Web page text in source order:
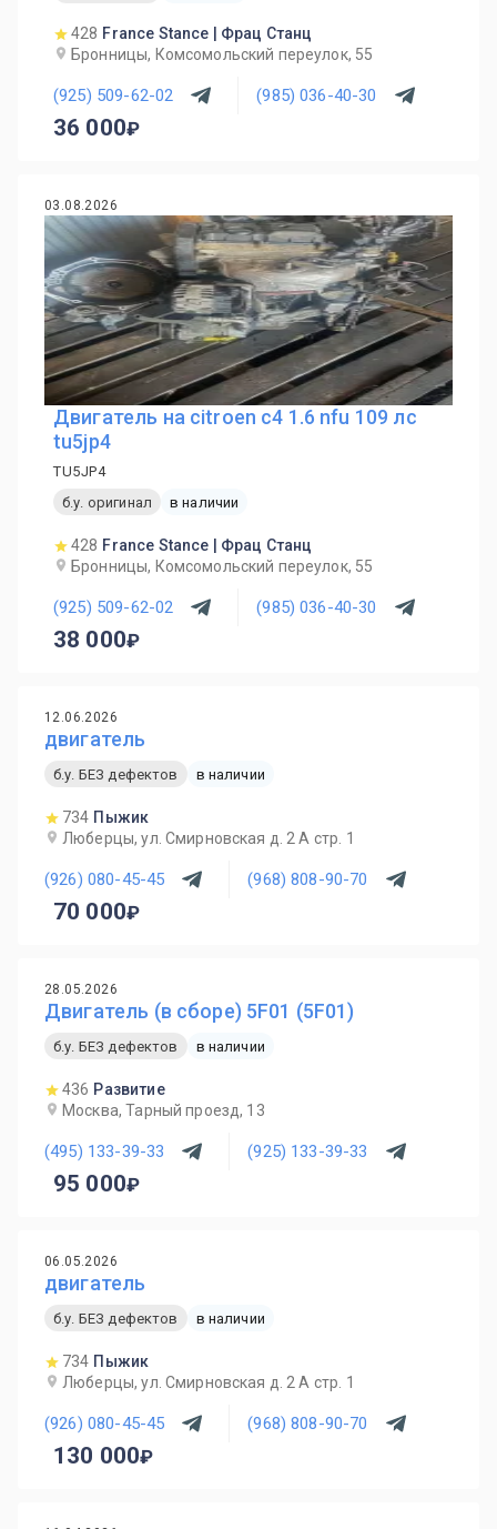
428 France Stance | Фрац Станц
Бронницы, Комсомольский переулок, 55
(925) 509-62-02 (985) 036-40-30
36 000
03.08.2026
Двигатель на citroen c4 1.6 nfu 109 лс
tu5jp4
TU5JP4
б.у. оригинал
в наличии
428 France Stance | Фрац Станц
Бронницы, Комсомольский переулок, 55
(925) 509-62-02 (985) 036-40-30
38 000
12.06.2026
двигатель
б.у. БЕЗ дефектов в наличии
734 Пыжик
Люберцы, ул. Смирновская д. 2 А стр. 1
(926) 080-45-45 (968) 808-90-70
70 000
28.05.2026
Двигатель (в сборе) 5F01 (5F01)
б.у. БЕЗ дефектов в наличии
436 Развитие
Москва, Тарный проезд, 13
(495) 133-39-33 (925) 133-39-33
95 000
06.05.2026
двигатель
б.у. БЕЗ дефектов в наличии
734 Пыжик
Люберцы, ул. Смирновская д. 2 А стр. 1
(926) 080-45-45 (968) 808-90-70
130 000